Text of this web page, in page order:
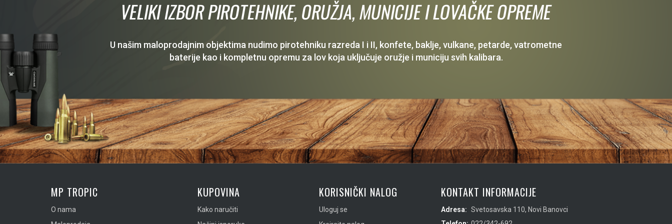
VELIKI IZBOR PIROTEHNIKE, ORUŽJA, MUNICIJE I LOVAČKE OPREME
U našim maloprodajnim objektima nudimo pirotehniku razreda I i II, konfete, baklje, vulkane, petarde, vatrometne
baterije kao i kompletnu opremu za lov koja uključuje oružje i municiju svih kalibara.
MP TROPIC
O nama
KUPOVINA
Kako naručiti
KORISNIČKI NALOG
Uloguj se
KONTAKT INFORMACIJE
Adresa: Svetosavska 110, Novi Banovci